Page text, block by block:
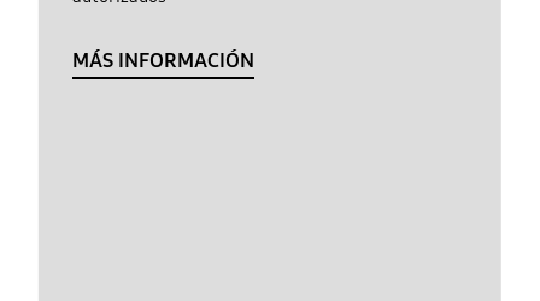
MÁS INFORMACIÓN